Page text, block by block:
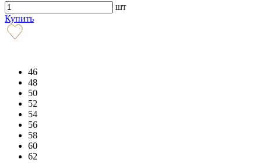
шт
Купить
46
48
50
52
54
56
58
60
62